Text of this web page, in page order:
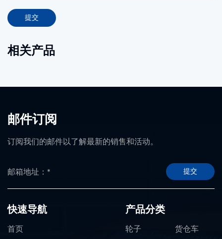
提交
相关产品
邮件订阅
订阅我们的邮件以了解最新的销售和活动。
提交
快速导航
首页
产品分类
轮子 货仓车